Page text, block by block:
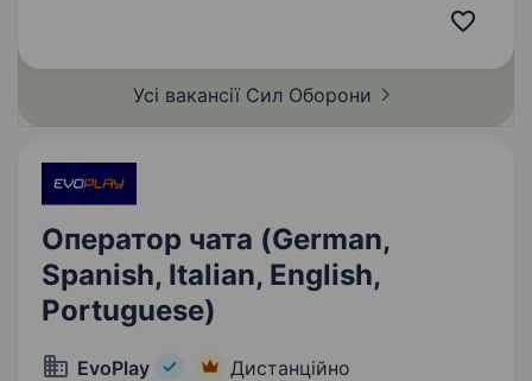
Усі вакансії Сил Оборони
Оператор чата (German,
Spanish, Italian, English,
Portuguese)
EvoPlay Дистанційно